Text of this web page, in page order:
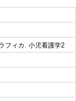
フィカ. 小児看護学2